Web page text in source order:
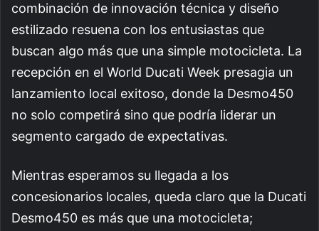
combinación de innovación técnica y diseño
estilizado resuena con los entusiastas que
buscan algo más que una simple motocicleta. La
recepción en el World Ducati Week presagia un
lanzamiento local exitoso, donde la Desmo450
no solo competirá sino que podría liderar un
segmento cargado de expectativas.
Mientras esperamos su llegada a los
concesionarios locales, queda claro que la Ducati
Desmo450 es más que una motocicleta;